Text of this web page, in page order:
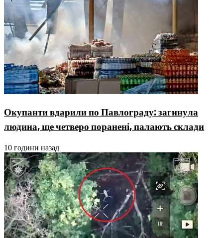
Окупанти вдарили по Павлограду: загинула
людина, ще четверо поранені, палають склади
10 години назад